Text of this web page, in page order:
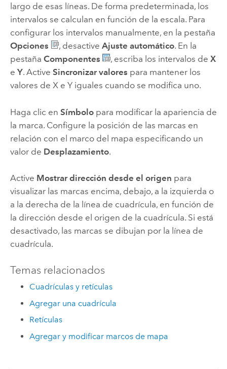
largo de esas líneas. De forma predeterminada, los
intervalos se calculan en función de la escala. Para
configurar los intervalos manualmente, en la pestaña
Opciones
, desactive Ajuste automático. En la
pestaña Componentes , escriba los intervalos de X
e Y. Active Sincronizar valores para mantener los
valores de X e Y iguales cuando se modifica uno.
Haga clic en Símbolopara modificar la apariencia de
la marca. Configure la posición de las marcas en
relación con el marco del mapa especificando un
valor de Desplazamiento.
Active Mostrar dirección desde el origen para
visualizar las marcas encima, debajo, a la izquierda o
a la derecha de la línea de cuadrícula, en función de
la dirección desde el origen de la cuadrícula. Si está
desactivado, las marcas se dibujan por la línea de
cuadrícula.
Temas relacionados
Cuadrículas y retículas
Agregar una cuadrícula
Retículas
Agregar y modificar marcos de mapa